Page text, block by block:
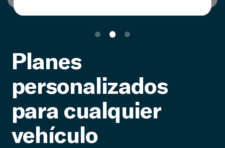
Planes
personalizados
para cualquier
vehículo